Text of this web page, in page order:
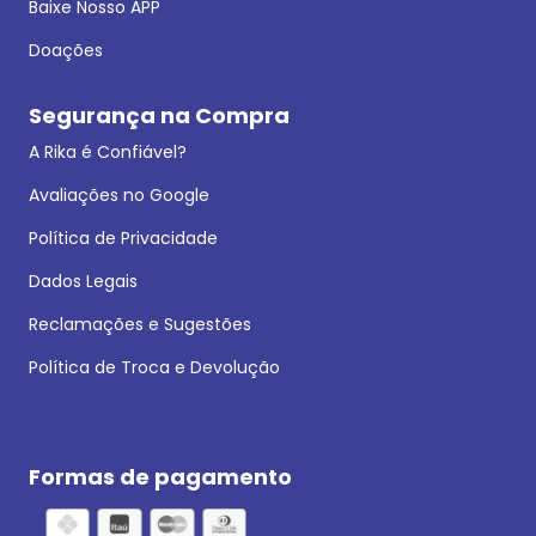
Baixe Nosso APP
Doações
Segurança na Compra
A Rika é Confiável?
Avaliações no Google
Política de Privacidade
Dados Legais
Reclamações e Sugestões
Política de Troca e Devolução
Formas de pagamento